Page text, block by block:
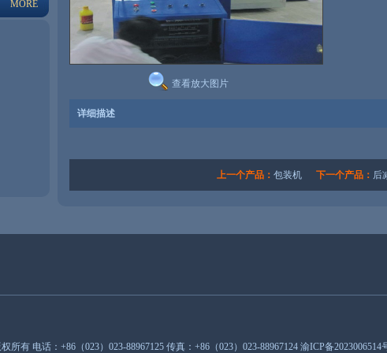
MORE
查看放大图片
详细描述
上一个产品： 包装机 下一个产品： 后
权所有 电话：+86（023）023-88967125 传真：+86（023）023-88967124 渝ICP备2023006514